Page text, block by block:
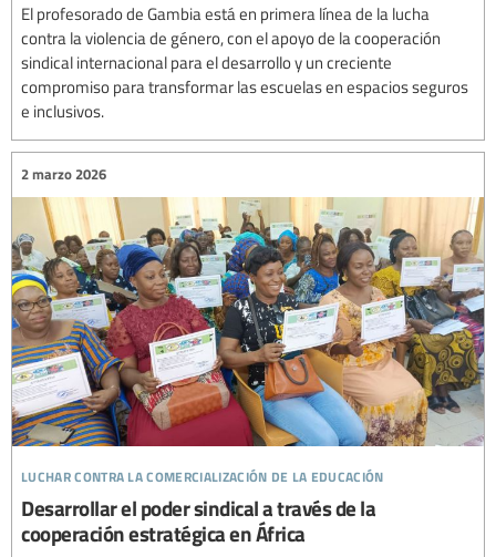
El profesorado de Gambia está en primera línea de la lucha
contra la violencia de género, con el apoyo de la cooperación
sindical internacional para el desarrollo y un creciente
compromiso para transformar las escuelas en espacios seguros
e inclusivos.
luchar contra la comercialización de la educación
2 marzo 2026
Desarrollar el poder sindical a través de la
cooperación estratégica en África